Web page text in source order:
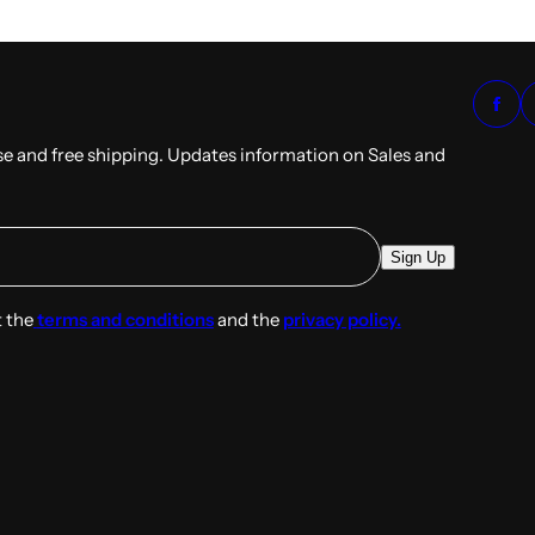
and free shipping. Updates information on Sales and
Sign Up
theterms and conditionsand the privacy policy.